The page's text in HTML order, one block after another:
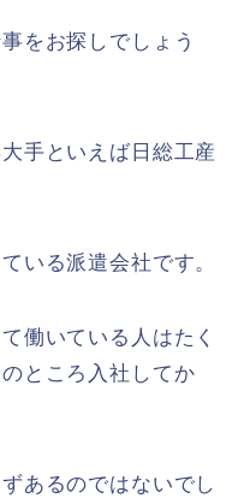
をお探しでしょう
手といえば日総工産
いる派遣会社です。
働いている人はたく
ところ入社してか
あるのではないでし